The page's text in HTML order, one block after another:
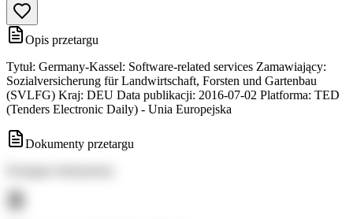
Opis przetargu
Tytuł: Germany-Kassel: Software-related services Zamawiający:
Sozialversicherung für Landwirtschaft, Forsten und Gartenbau
(SVLFG) Kraj: DEU Data publikacji: 2016-07-02 Platforma: TED
(Tenders Electronic Daily) - Unia Europejska
Dokumenty przetargu